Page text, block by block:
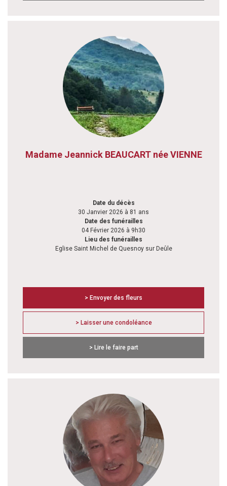
Madame Jeannick BEAUCART née VIENNE
Date du décès
30 Janvier 2026 à 81 ans
Date des funérailles
04 Février 2026 à 9h30
Lieu des funérailles
Eglise Saint Michel de Quesnoy sur Deûle
> Envoyer des fleurs
> Laisser une condoléance
> Lire le faire part